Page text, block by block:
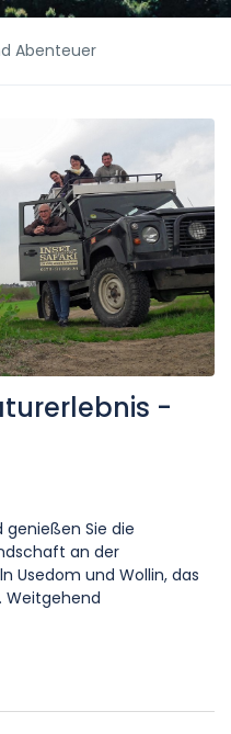
Abenteuer
-
genießen Sie die
an der
Usedom und Wollin, das
Weitgehend